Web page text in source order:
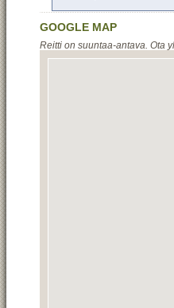
GOOGLE MAP
Reitti on suuntaa-antava. Ota